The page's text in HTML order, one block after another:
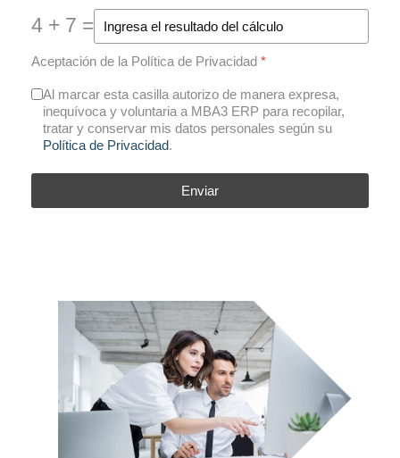
4 + 7 =
Aceptación de la Política de Privacidad *
Al marcar esta casilla autorizo de manera expresa,
inequívoca y voluntaria a MBA3 ERP para recopilar,
tratar y conservar mis datos personales según su
Política de Privacidad.
Enviar